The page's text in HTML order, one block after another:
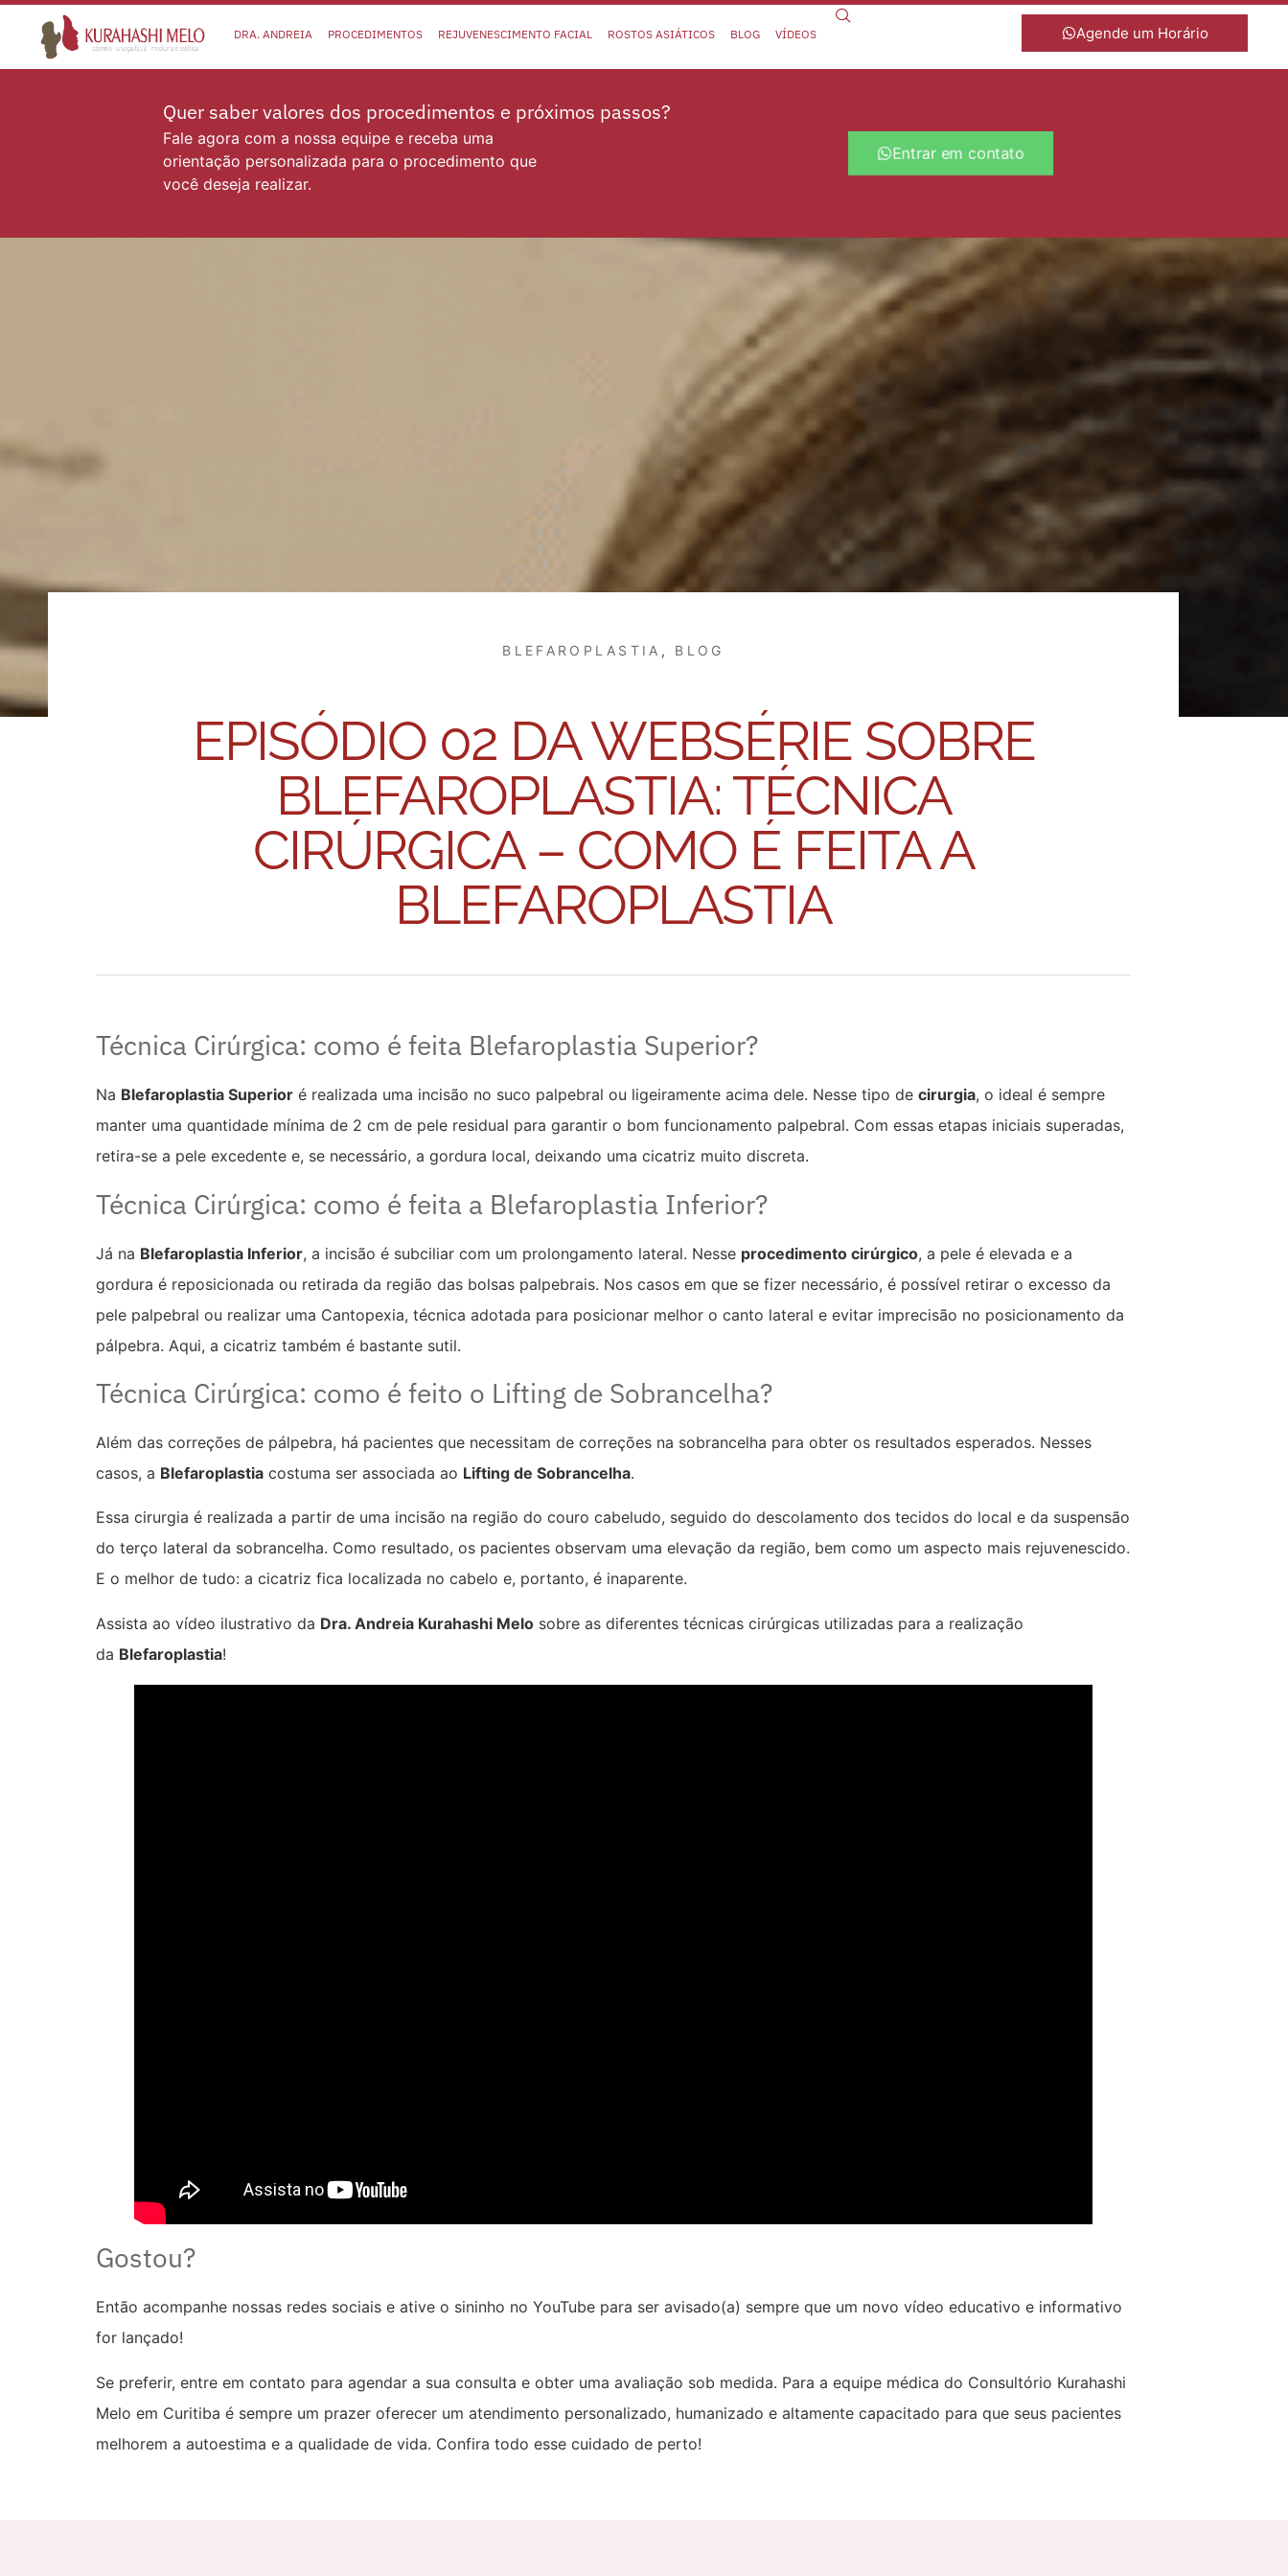
DRA. ANDREIA PROCEDIMENTOS REJUVENESCIMENTO FACIAL ROSTOS ASIÁTICOS BLOG VÍDEOS Agende um Horário
Quer saber valores dos procedimentos e próximos passos?
Fale agora com a nossa equipe e receba uma
orientação personalizada para o procedimento que
você deseja realizar.
Entrar em contato
BLEFAROPLASTIA , BLOG
EPISÓDIO 02 DA WEBSÉRIE SOBRE
BLEFAROPLASTIA: TÉCNICA
CIRÚRGICA – COMO É FEITA A
BLEFAROPLASTIA
Técnica Cirúrgica: como é feita Blefaroplastia Superior?
Na Blefaroplastia Superior é realizada uma incisão no suco palpebral ou ligeiramente acima dele. Nesse tipo de cirurgia, o ideal é sempre
manter uma quantidade mínima de 2 cm de pele residual para garantir o bom funcionamento palpebral. Com essas etapas iniciais superadas,
retira-se a pele excedente e, se necessário, a gordura local, deixando uma cicatriz muito discreta.
Técnica Cirúrgica: como é feita a Blefaroplastia Inferior?
Já na Blefaroplastia Inferior, a incisão é subciliar com um prolongamento lateral. Nesse procedimento cirúrgico, a pele é elevada e a
gordura é reposicionada ou retirada da região das bolsas palpebrais. Nos casos em que se fizer necessário, é possível retirar o excesso da
pele palpebral ou realizar uma Cantopexia, técnica adotada para posicionar melhor o canto lateral e evitar imprecisão no posicionamento da
pálpebra. Aqui, a cicatriz também é bastante sutil.
Técnica Cirúrgica: como é feito o Lifting de Sobrancelha?
Além das correções de pálpebra, há pacientes que necessitam de correções na sobrancelha para obter os resultados esperados. Nesses
casos, a Blefaroplastia costuma ser associada ao Lifting de Sobrancelha.
Essa cirurgia é realizada a partir de uma incisão na região do couro cabeludo, seguido do descolamento dos tecidos do local e da suspensão
do terço lateral da sobrancelha. Como resultado, os pacientes observam uma elevação da região, bem como um aspecto mais rejuvenescido.
E o melhor de tudo: a cicatriz fica localizada no cabelo e, portanto, é inaparente.
Assista ao vídeo ilustrativo da Dra. Andreia Kurahashi Melo sobre as diferentes técnicas cirúrgicas utilizadas para a realização
da Blefaroplastia!
Gostou?
Então acompanhe nossas redes sociais e ative o sininho no YouTube para ser avisado(a) sempre que um novo vídeo educativo e informativo
for lançado!
Se preferir, entre em contato para agendar a sua consulta e obter uma avaliação sob medida. Para a equipe médica do Consultório Kurahashi
Melo em Curitiba é sempre um prazer oferecer um atendimento personalizado, humanizado e altamente capacitado para que seus pacientes
melhorem a autoestima e a qualidade de vida. Confira todo esse cuidado de perto!